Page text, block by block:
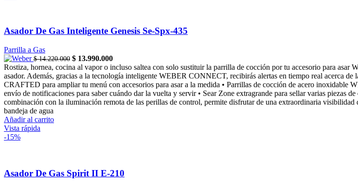
Asador De Gas Inteligente Genesis Se-Spx-435
Parrilla a Gas
$14.220.000 Original
price
was:
$ 14.220.000.
$ 13.990.000Current
price
is:
$ 13.990.000.
Rostiza, hornea, cocina al vapor o incluso saltea con solo sustituir la parrilla de cocción por tu accesorio para
asador. Además, gracias a la tecnología inteligente WEBER CONNECT, recibirás alertas en tiempo real acerca
CRAFTED para ampliar tu menú con accesorios para asar a la medida • Parrillas de cocción de acero
envío de notificaciones para saber cuándo dar la vuelta y servir • Sear Zone extragrande para sellar varias
combinación con la iluminación remota de las perillas de control, permite disfrutar de una extraordinaria visibilidad
bandeja de agua
Añadir al carrito
Vista rápida
-15%
Asador De Gas Spirit II E-210